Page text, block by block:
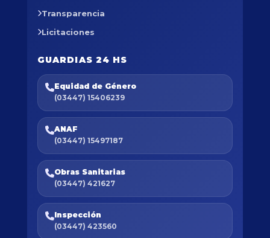
Transparencia
Licitaciones
GUARDIAS 24 HS
Equidad de Género
(03447) 15406239
ANAF
(03447) 15497187
Obras Sanitarias
(03447) 421627
Inspección
(03447) 423560